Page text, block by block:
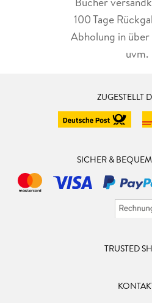
100 Tage
Abholung in über
uvm.
ZUGESTELLT
SICHER &
TRUSTED